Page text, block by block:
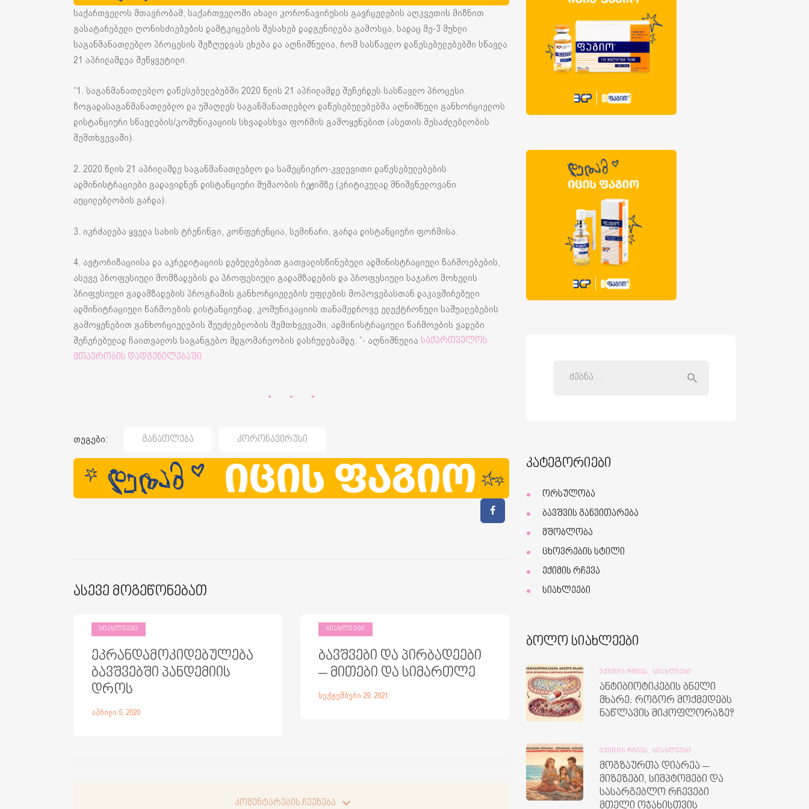
საქართველოს მთავრობამ, საქართველოში ახალი კორონავირუსის გავრცელების აღკვეთის მიზნით
გასატარებელი ღონისძიებების დამტკიცების შესახებ დადგენილება გამოსცა, სადაც მე-3 მუხლი
საგანმანათლებლო პროცესის შეზღუდვას ეხება და აღნიშნულია, რომ სასწავლო დაწესებულებებში სწავლა
21 აპრილამდეა შეწყვეტილი.
“1. საგანმანათლებლო დაწესებულებებში 2020 წლის 21 აპრილამდე შეჩერდეს სასწავლო პროცესი.
ზოგადასაგანმანათლებლო და უმაღლეს საგანმანათლებლო დაწესებულებებმა აღნიშნული განხორციელოს
დისტანციური სწავლების/კომუნიკაციის სხვადასხვა ფორმის გამოყენებით (ასეთის შესაძლებლობის
შემთხვევაში).
2. 2020 წლის 21 აპრილამდე საგანმანათლებლო და სამეცნიერო-კვლევითი დაწესებულებების
ადმინისტრაციები გადავიდნენ დისტანციური მუშაობის რეჟიმზე (კრიტიკულად მნიშვნელოვანი
აუცილებლობის გარდა).
3. იკრძალება ყველა სახის ტრენინგი, კონფერენცია, სემინარი, გარდა დისტანციური ფორმისა.
4. ავტორიზაციისა და აკრედიტაციის დებულებებით გათვალისწინებული ადმინისტრაციული წარმოებების,
ასევე პროფესიული მომზადების და პროფესიული გადამზადების და პროფესიული საჯარო მოხელის
პრიფესიული გადამზადების პროგრამის განხორციელების უფლების მოპოვებასთან დაკავშირებული
ადმინიტრაციული წარმოების დისტანციურად, კომუნიკაციის თანამედროვე ელექტრონული საშუალებების
გამოყენებით განხორციელების შეუძლებლობის შემთხვევაში, ადმინისტრაციული წარმოების ვადები
შეჩერებულად ჩაითვალოს საგანგებო მდგომარეობის დასრულებამდე. “- აღნიშნულია საქართველოს
მთავრობის დადგენილებაში.
თეგები: Განათლება Კორონავირუსი
Ასევე Მოგეწონებათ
ᲡᲘᲐᲮᲚᲔᲔᲑᲘ
ეკრანდამოკიდებულება
ბავშვებში პანდემიის
დროს
აპრილი 5, 2020
ᲡᲘᲐᲮᲚᲔᲔᲑᲘ
ბავშვები და პირბადეები
– მითები და სიმართლე
სექტემბერი 29, 2021
კომენტარების ჩვენება
კატეგორიები
ორსულობა
ბავშვის განვითარება
მშობლობა
ცხოვრების სტილი
ექიმის რჩევა
სიახლეები
ბოლო სიახლეები
ᲔᲥᲘᲛᲘᲡ ᲠᲩᲔᲕᲐ, ᲡᲘᲐᲮᲚᲔᲔᲑᲘ
ანტიბიოტიკების ბნელი
მხარე: როგორ მოქმედებს
ნაწლავის მიკოფლორაზე?
ᲔᲥᲘᲛᲘᲡ ᲠᲩᲔᲕᲐ, ᲡᲘᲐᲮᲚᲔᲔᲑᲘ
მოგზაურთა დიარეა –
მიზეზები, სიმპტომები და
სასარგებლო რჩევები
მთელი ოჯახისთვის